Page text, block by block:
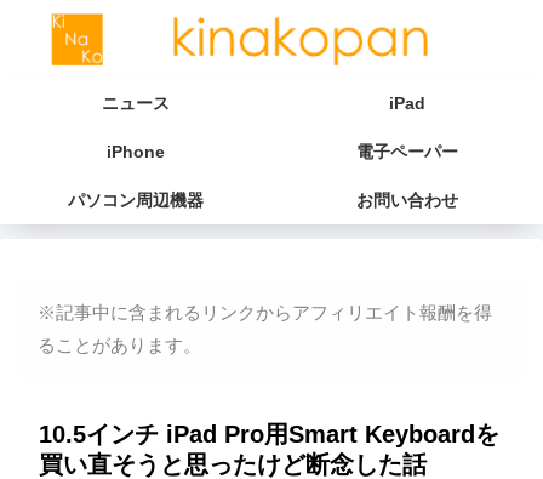
ニュース iPad
iPhone 電子ペーパー
パソコン周辺機器 お問い合わせ
※記事中に含まれるリンクからアフィリエイト報酬を得
ることがあります。
10.5インチ iPad Pro用Smart Keyboardを
買い直そうと思ったけど断念した話